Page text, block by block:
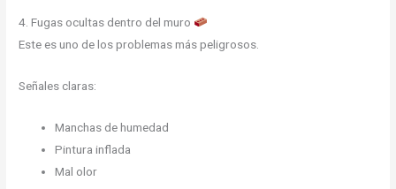
4. Fugas ocultas dentro del muro
Este es uno de los problemas más peligrosos.
Señales claras:
Manchas de humedad
Pintura inflada
Mal olor